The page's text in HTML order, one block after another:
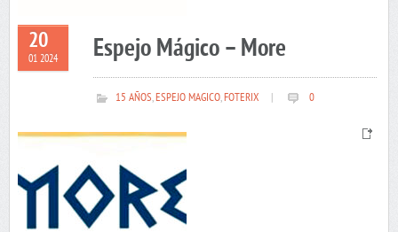
20
01 2024 Espejo Mágico – More
15 AÑOS,ESPEJO MAGICO,FOTERIX 0